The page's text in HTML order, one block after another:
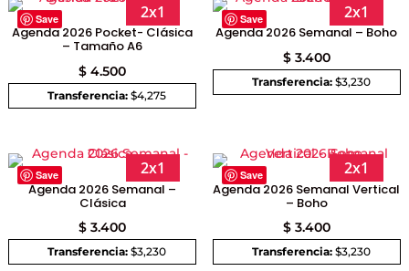
Save 2x1
Agenda 2026 Pocket- Clásica
– Tamaño A6
$ 4.500
Transferencia:$4,275
Save 2x1
Agenda 2026 Semanal – Boho
$3.400
Transferencia: $3,230
Save 2x1
Agenda 2026 Semanal –
Clásica
$ 3.400
Transferencia:$3,230
Save 2x1
Agenda 2026 Semanal Vertical
– Boho
$3.400
Transferencia: $3,230